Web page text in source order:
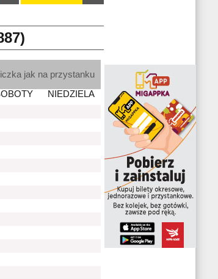
jak na przystanku
NIEDZIELA